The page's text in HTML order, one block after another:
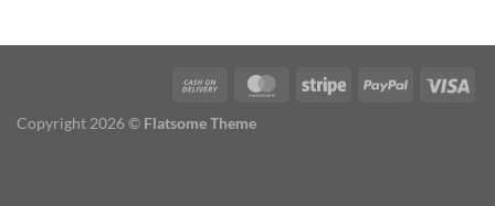
Copyright 2026 © Flatsome Theme